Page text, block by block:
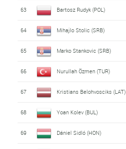
63 Bartosz Rudyk (POL)
64 Mihajlo Stolic (SRB)
65 Marko Stankovic (SRB)
66 Nurullah Özmen (TUR)
67 Kristians Belohvosciks (LAT)
68 Yoan Kolev (BUL)
69 Dániel Sidló (HON)